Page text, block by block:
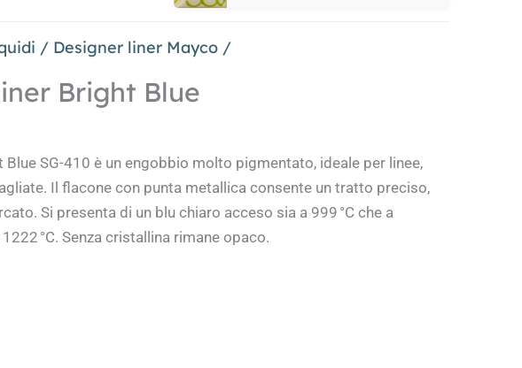
/ Designer liner Mayco /
Bright Blue
Blue SG-410 è un engobbio molto pigmentato, ideale per linee,
Il flacone con punta metallica consente un tratto preciso,
Si presenta di un blu chiaro acceso sia a 999 °C che a
°C. Senza cristallina rimane opaco.